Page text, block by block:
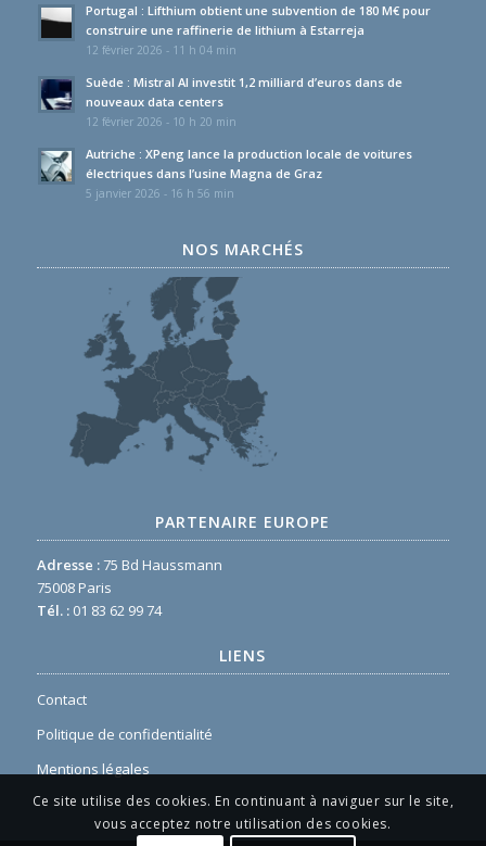
Portugal : Lifthium obtient une subvention de 180 M€ pour
construire une raffinerie de lithium à Estarreja
12 février 2026 - 11 h 04 min
Suède : Mistral AI investit 1,2 milliard d’euros dans de
nouveaux data centers
12 février 2026 - 10 h 20 min
Autriche : XPeng lance la production locale de voitures
électriques dans l’usine Magna de Graz
5 janvier 2026 - 16 h 56 min
NOS MARCHÉS
PARTENAIRE EUROPE
Adresse :75 Bd Haussmann
75008 Paris
Tél. :01 83 62 99 74
LIENS
Contact
Politique de confidentialité
Mentions légales
Ce site utilise des cookies. En continuant à naviguer sur le site,
vous acceptez notre utilisation des cookies.